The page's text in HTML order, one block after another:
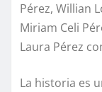
Pérez, Willian
Miriam Celi
Laura Pérez
La historia es